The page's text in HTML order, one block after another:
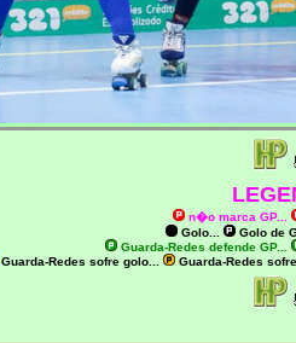
n�o marca GP...
Golo...
Golo de
Guarda-Redes defende GP...
Guarda-Redes sofre golo...
Guarda-Redes